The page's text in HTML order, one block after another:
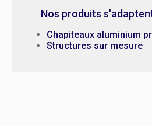
Nos produits
Chapiteaux aluminium
Structures sur mesure